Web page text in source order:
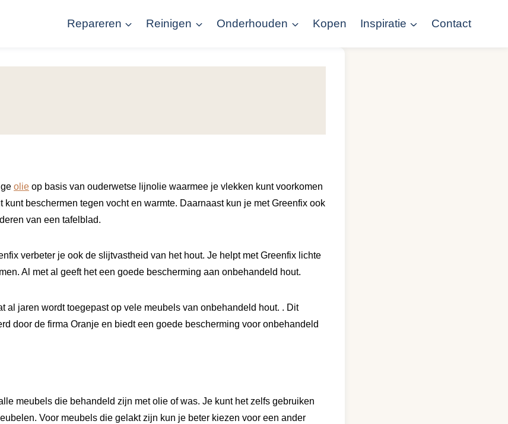
Repareren Reinigen Onderhouden Kopen Inspiratie Contact
olie op basis van ouderwetse lijnolie waarmee je vlekken kunt voorkomen
kunt beschermen tegen vocht en warmte. Daarnaast kun je met Greenfix ook
van een tafelblad.
verbeter je ook de slijtvastheid van het hout. Je helpt met Greenfix lichte
Al met al geeft het een goede bescherming aan onbehandeld hout.
al jaren wordt toegepast op vele meubels van onbehandeld hout. . Dit
door de firma Oranje en biedt een goede bescherming voor onbehandeld
meubels die behandeld zijn met olie of was. Je kunt het zelfs gebruiken
Voor meubels die gelakt zijn kun je beter kiezen voor een ander